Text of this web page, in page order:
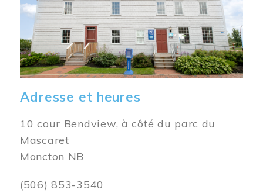
Adresse et heures
10 cour Bendview, à côté du parc du
Mascaret
Moncton NB
(506) 853-3540